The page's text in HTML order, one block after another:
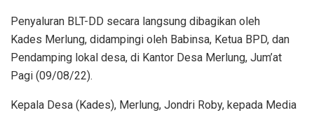
Penyaluran BLT-DD secara langsung dibagikan oleh
Kades Merlung, didampingi oleh Babinsa, Ketua BPD, dan
Pendamping lokal desa, di Kantor Desa Merlung, Jum’at
Pagi (09/08/22).
Kepala Desa (Kades), Merlung, Jondri Roby, kepada Media